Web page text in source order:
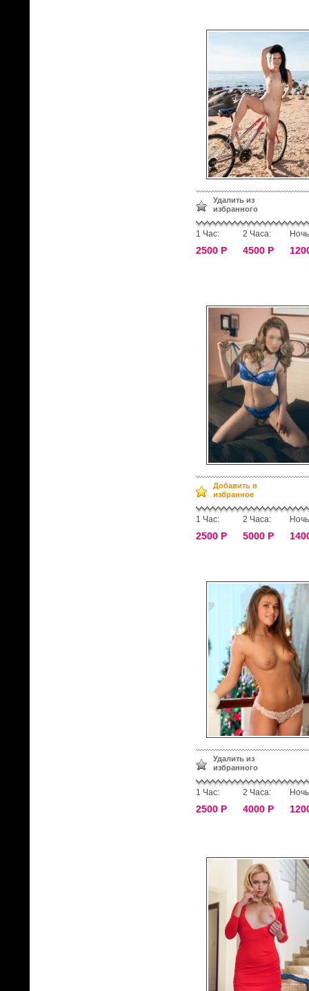
Удалить из
избранного
1 Час:
2500 Р
2 Часа:
4500 Р
Добавить в
избранное
1 Час:
2500 Р
2 Часа:
5000 Р
Удалить из
избранного
1 Час:
2500 Р
2 Часа:
4000 Р